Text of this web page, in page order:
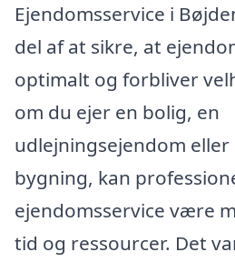
Ejendomsservice i
del af at sikre, at
optimalt og forbliver
om du ejer en bolig, en
udlejningsejendom
bygning, kan
ejendomsservice være
tid og ressourcer. Det